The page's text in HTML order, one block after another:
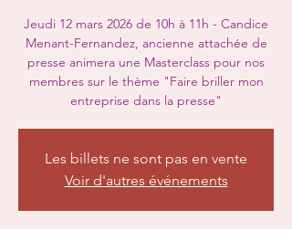
Jeudi 12 mars 2026 de 10h à 11h - Candice
Menant-Fernandez, ancienne attachée de
presse animera une Masterclass pour nos
membres sur le thème "Faire briller mon
entreprise dans la presse"
Les billets ne sont pas en vente
Voir d'autres événements